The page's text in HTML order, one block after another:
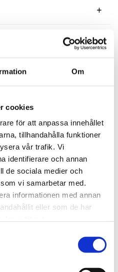
Om
cookies
för att anpassa innehållet
tillhandahålla funktioner
vår trafik. Vi
identifierare och annan
de sociala medier och
vi samarbetar med.
informationen med annan
eller som de har
eller beställningsvaror